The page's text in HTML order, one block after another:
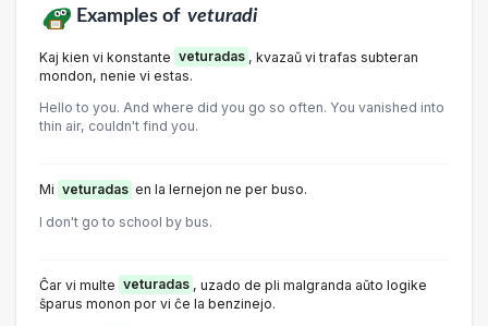
Examples of veturadi
Kaj kien vi konstante veturadas , kvazaŭ vi trafas subteran
mondon, nenie vi estas.
Hello to you. And where did you go so often. You vanished into
thin air, couldn't find you.
Mi veturadas en la lernejon ne per buso.
I don't go to school by bus.
Ĉar vi multe veturadas , uzado de pli malgranda aŭto logike
ŝparus monon por vi ĉe la benzinejo.